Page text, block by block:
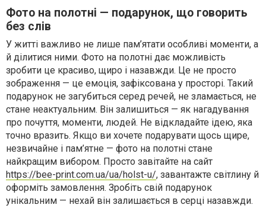
Фото на полотні — подарунок, що говорить
без слів
У житті важливо не лише пам’ятати особливі моменти, а
й ділитися ними. Фото на полотні дає можливість
зробити це красиво, щиро і назавжди. Це не просто
зображення — це емоція, зафіксована у просторі. Такий
подарунок не загубиться серед речей, не зламається, не
стане неактуальним. Він залишиться — як нагадування
про почуття, моменти, людей. Не відкладайте ідею, яка
точно вразить. Якщо ви хочете подарувати щось щире,
незвичайне і пам’ятне — фото на полотні стане
найкращим вибором. Просто завітайте на сайт
https://bee-print.com.ua/ua/holst-u/, завантажте світлину й
оформіть замовлення. Зробіть свій подарунок
унікальним — нехай він залишається в серці назавжди.